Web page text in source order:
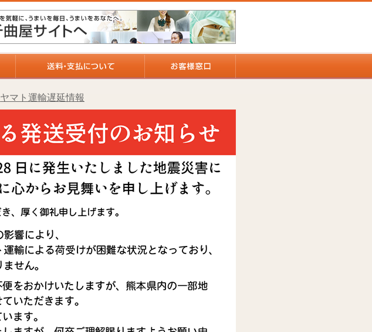
ヤマト運輸遅延情報